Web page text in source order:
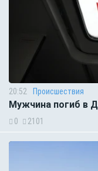
20:52 Происшествия
Мужчина погиб в
0 2101